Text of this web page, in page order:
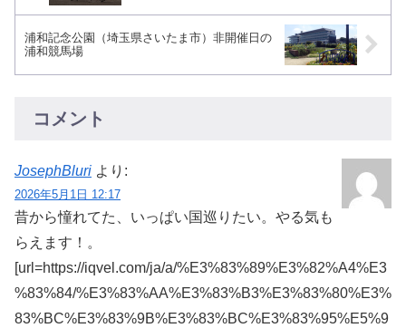
浦和記念公園（埼玉県さいたま市）非開催日の
浦和競馬場
コメント
JosephBluri より:
2026年5月1日 12:17
昔から憧れてた、いっぱい国巡りたい。やる気も
らえます！。
[url=https://iqvel.com/ja/a/%E3%83%89%E3%82%A4%E3
%83%84/%E3%83%AA%E3%83%B3%E3%83%80%E3%
83%BC%E3%83%9B%E3%83%BC%E3%83%95%E5%9